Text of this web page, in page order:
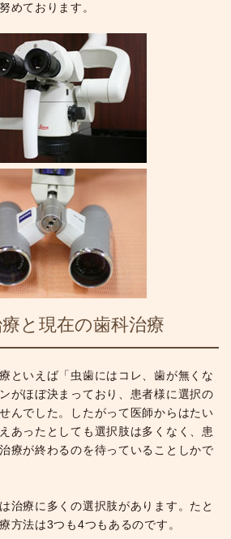
めております。
と現在の歯科治療
といえば「虫歯にはコレ、歯が無くな
がほぼ決まっており、患者様に選択の
んでした。したがって医師からはたい
あったとしても選択肢は多くなく、患
療が終わるのを待っていることしかで
治療に多くの選択肢があります。たと
方法は3つも4つもあるのです。